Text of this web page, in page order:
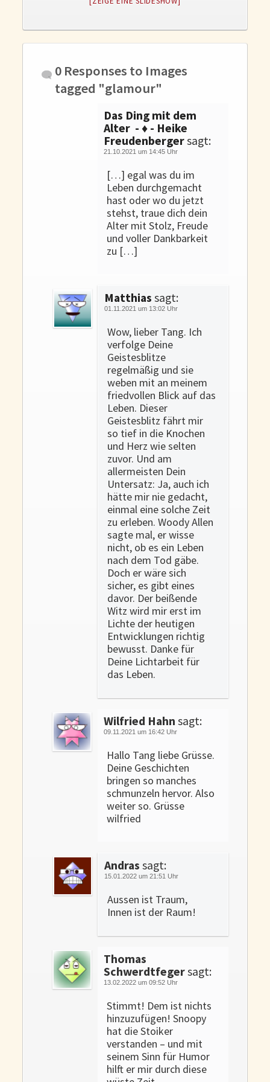
Gedanken und Gefühle
Bücher
Momoko
Die zwei Leben des Herrn Richie
0 Responses to Images
tagged "glamour"
Das Ding mit dem
Alter - ♦ - Heike
Freudenbergersagt:
21.10.2021 um 14:45 Uhr
[…] egal was du im
Leben durchgemacht
hast oder wo du jetzt
stehst, traue dich dein
Alter mit Stolz, Freude
und voller Dankbarkeit
zu […]
Matthias sagt:
01.11.2021 um 13:02 Uhr
Wow, lieber Tang. Ich
verfolge Deine
Geistesblitze
regelmäßig und sie
weben mit an meinem
friedvollen Blick auf das
Leben. Dieser
Geistesblitz fährt mir
so tief in die Knochen
und Herz wie selten
zuvor. Und am
allermeisten Dein
Untersatz: Ja, auch ich
hätte mir nie gedacht,
einmal eine solche Zeit
zu erleben. Woody Allen
sagte mal, er wisse
nicht, ob es ein Leben
nach dem Tod gäbe.
Doch er wäre sich
sicher, es gibt eines
davor. Der beißende
Witz wird mir erst im
Lichte der heutigen
Entwicklungen richtig
bewusst. Danke für
Deine Lichtarbeit für
das Leben.
Wilfried Hahn sagt:
09.11.2021 um 16:42 Uhr
Hallo Tang liebe Grüsse.
Deine Geschichten
bringen so manches
schmunzeln hervor. Also
weiter so. Grüsse
wilfried
Andras sagt:
15.01.2022 um 21:51 Uhr
Aussen ist Traum,
Innen ist der Raum!
Thomas
Schwerdtfegersagt:
13.02.2022 um 09:52 Uhr
Stimmt! Dem ist nichts
hinzuzufügen! Snoopy
hat die Stoiker
verstanden – und mit
seinem Sinn für Humor
hilft er mir durch diese